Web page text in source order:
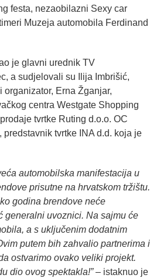
festa, nezaobilazni Sexy car
Muzeja automobila Ferdinand
je glavni urednik TV
a sudjelovali su Ilija Imbrišić,
organizator, Erna Žganjar,
centra Westgate Shopping
tvrtke Ruting d.o.o. OC
tvrtke INA d.d. koja je
automobilska manifestacija u
prisutne na hrvatskom tržištu.
godina brendove neće
generalni uvoznici. Na sajmu će
a s uključenim dodatnim
putem bih zahvalio partnerima i
ostvarimo ovako veliki projekt.
dio ovog spektakla!”– istaknuo je